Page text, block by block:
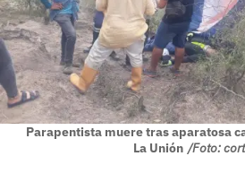
Parapentista muere tras aparatosa
La Unión /Foto: